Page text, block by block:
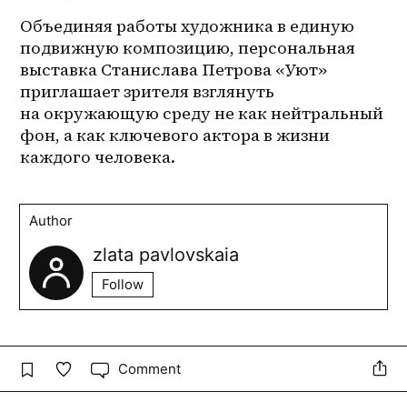
Объединяя работы художника в единую
подвижную композицию, персональная
выставка Станислава Петрова «Уют»
приглашает зрителя взглянуть
на окружающую среду не как нейтральный
фон, а как ключевого актора в жизни
каждого человека.
Author
zlata pavlovskaia
Follow
Comment